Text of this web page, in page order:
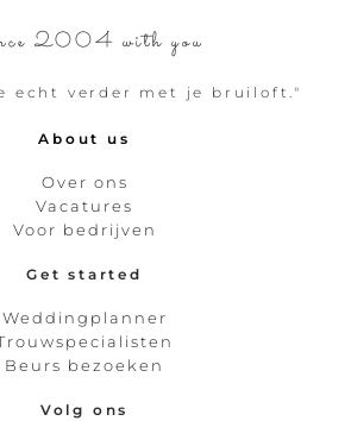
2004 with you
echt verder met je bruiloft."
About us
Over ons
Vacatures
Voor bedrijven
Get started
Weddingplanner
Beurs bezoeken
Volg ons